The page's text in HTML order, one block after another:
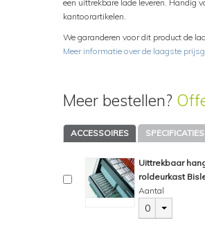
een uittrekbare lade leveren. Handig
kantoorartikelen.
We garanderen voor dit product de
Meer informatie over de laagste
Meer bestellen?
ACCESSOIRES SPECIFICATIES
Uittrekbaar
roldeurkast
Aantal
0